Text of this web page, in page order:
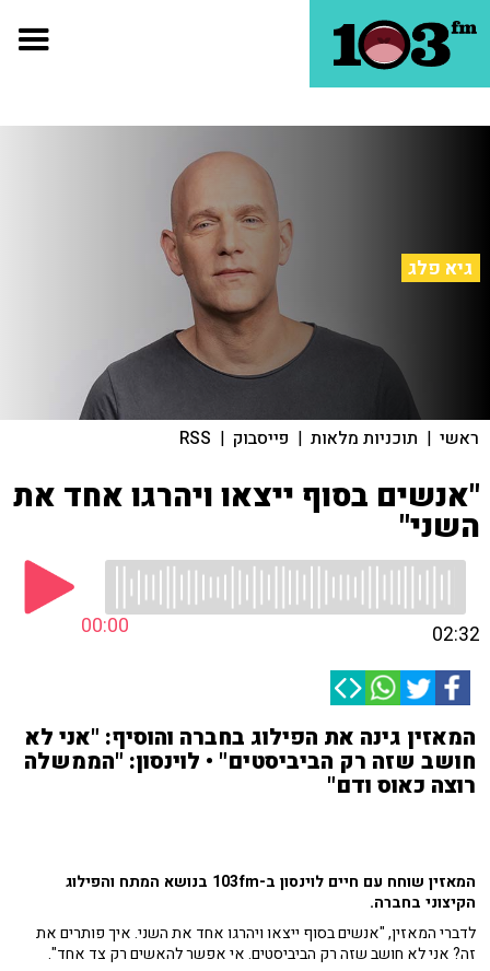
גיא פלג
ראשי | תוכניות מלאות | פייסבוק |
RSS
"אנשים בסוף ייצאו ויהרגו אחד את
השני"
00:00 02:32
המאזין גינה את הפילוג בחברה והוסיף: "אני לא
חושב שזה רק הביביסטים" • לוינסון: "הממשלה
רוצה כאוס ודם"
המאזין שוחח עם חיים לוינסון ב-103fm בנושא המתח והפילוג
הקיצוני בחברה.
לדברי המאזין, "אנשים בסוף ייצאו ויהרגו אחד את השני. איך פותרים את
זה? אני לא חושב שזה רק הביביסטים. אי אפשר להאשים רק צד אחד".